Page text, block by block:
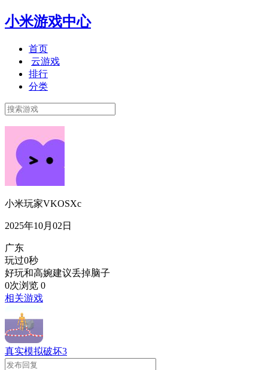
小米游戏中心
首页
云游戏
排行
分类
小米玩家VKOSXc
2025年10月02日
广东
玩过0秒
好玩和高婉建议丢掉脑子
0次浏览 0
相关游戏
真实模拟破坏3